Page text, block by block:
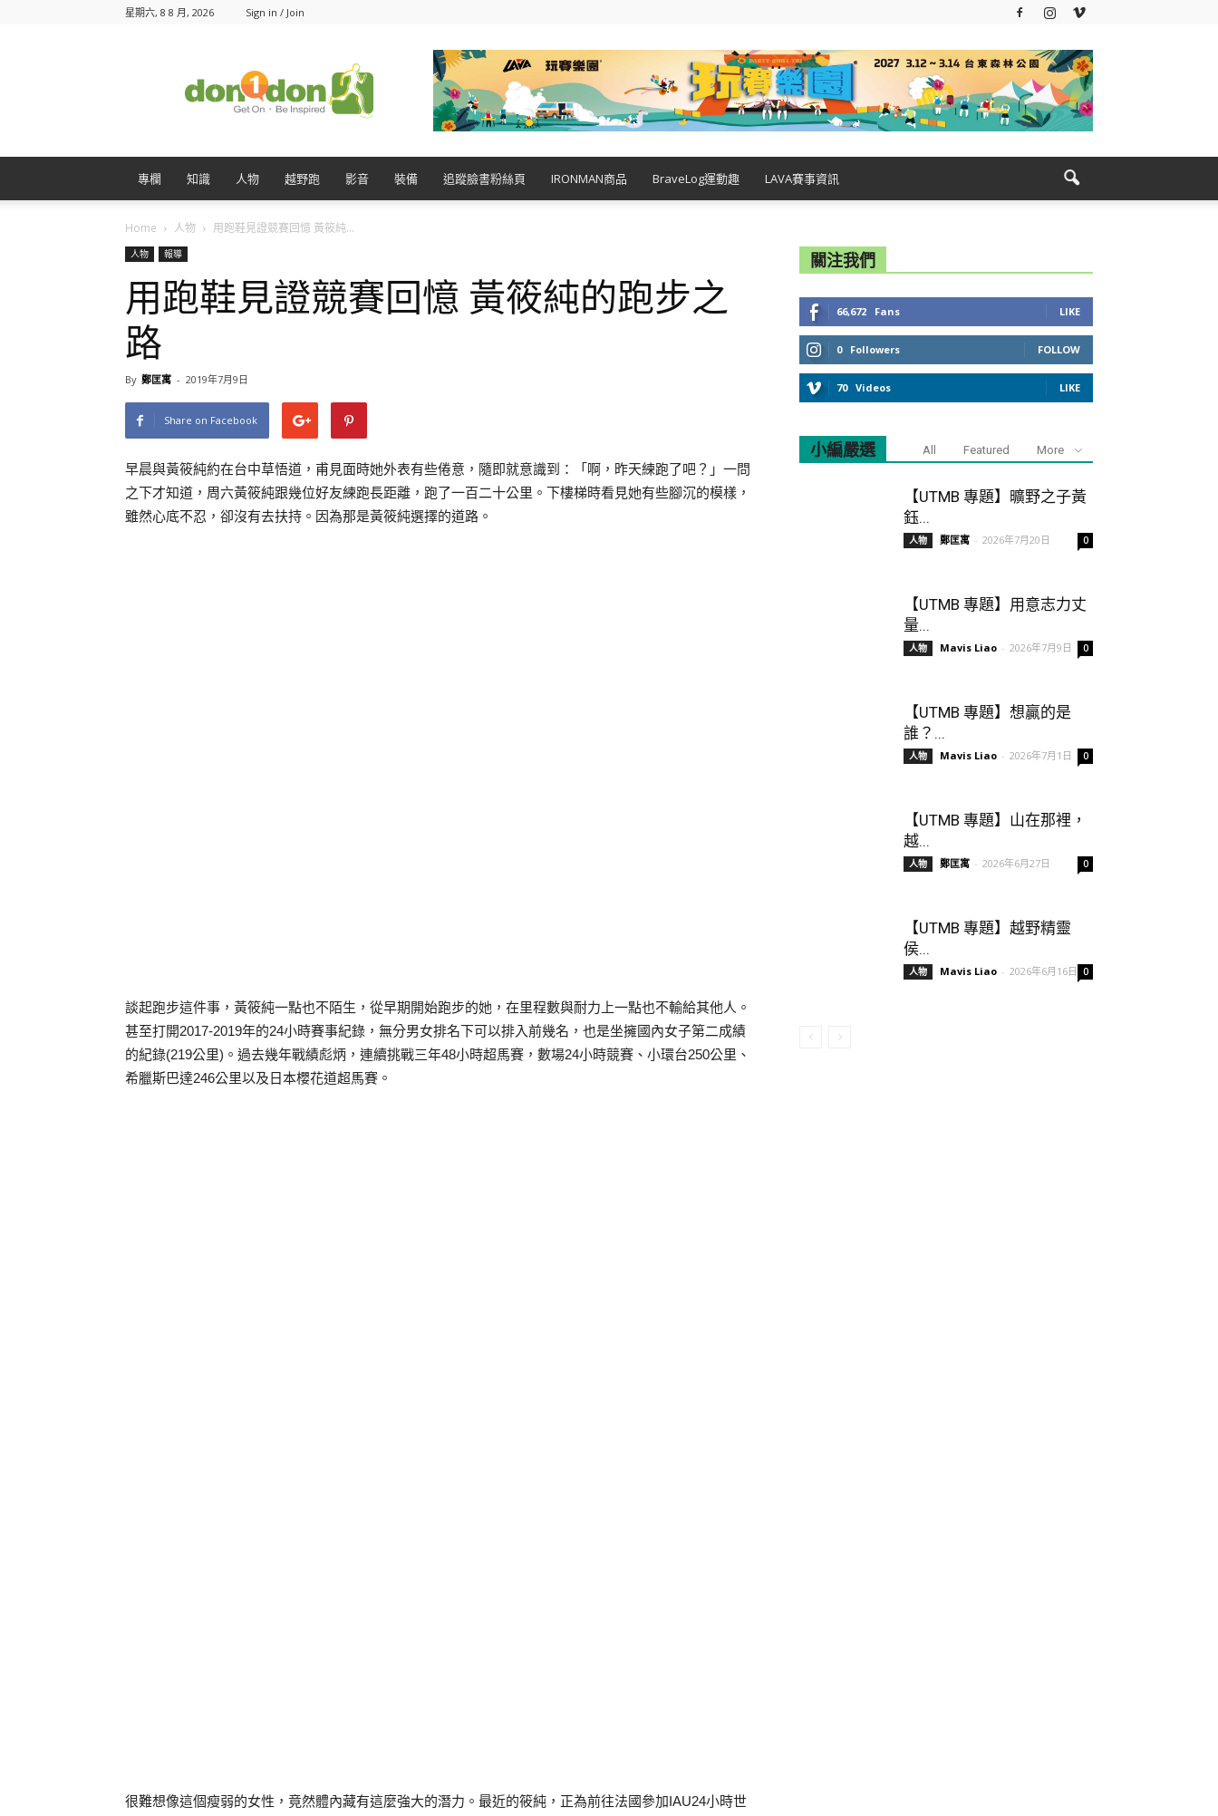
星期六, 8 8 月, 2026 Sign in / Join
專欄 知識 人物 越野跑 影音 裝備 追蹤臉書粉絲頁 IRONMAN商品 BraveLog運動趣 LAVA賽事資訊
Home 人物 用跑鞋見證競賽回憶 黃筱純...
人物 報導
用跑鞋見證競賽回憶 黃筱純的跑步之
路
By 鄭匡寓 - 2019年7月9日
Share on Facebook
早晨與黃筱純約在台中草悟道，甫見面時她外表有些倦意，隨即就意識到：「啊，昨天練跑了吧？」一問
之下才知道，周六黃筱純跟幾位好友練跑長距離，跑了一百二十公里。下樓梯時看見她有些腳沉的模樣，
雖然心底不忍，卻沒有去扶持。因為那是黃筱純選擇的道路。
談起跑步這件事，黃筱純一點也不陌生，從早期開始跑步的她，在里程數與耐力上一點也不輸給其他人。
甚至打開2017-2019年的24小時賽事紀錄，無分男女排名下可以排入前幾名，也是坐擁國內女子第二成績
的紀錄(219公里)。過去幾年戰績彪炳，連續挑戰三年48小時超馬賽，數場24小時競賽、小環台250公里、
希臘斯巴達246公里以及日本櫻花道超馬賽。
很難想像這個瘦弱的女性，竟然體內藏有這麼強大的潛力。最近的筱純，正為前往法國參加IAU24小時世
關注我們
66,672 Fans LIKE
0 Followers FOLLOW
70 Videos LIKE
小編嚴選 All Featured More
【UTMB 專題】曠野之子黃
鈺...
人物 鄭匡寓 - 2026年7月20日 0
【UTMB 專題】用意志力丈
量...
人物 Mavis Liao - 2026年7月9日 0
【UTMB 專題】想贏的是
誰？...
人物 Mavis Liao - 2026年7月1日 0
【UTMB 專題】山在那裡，
越...
人物 鄭匡寓 - 2026年6月27日 0
【UTMB 專題】越野精靈
侯...
人物 Mavis Liao - 2026年6月16日 0